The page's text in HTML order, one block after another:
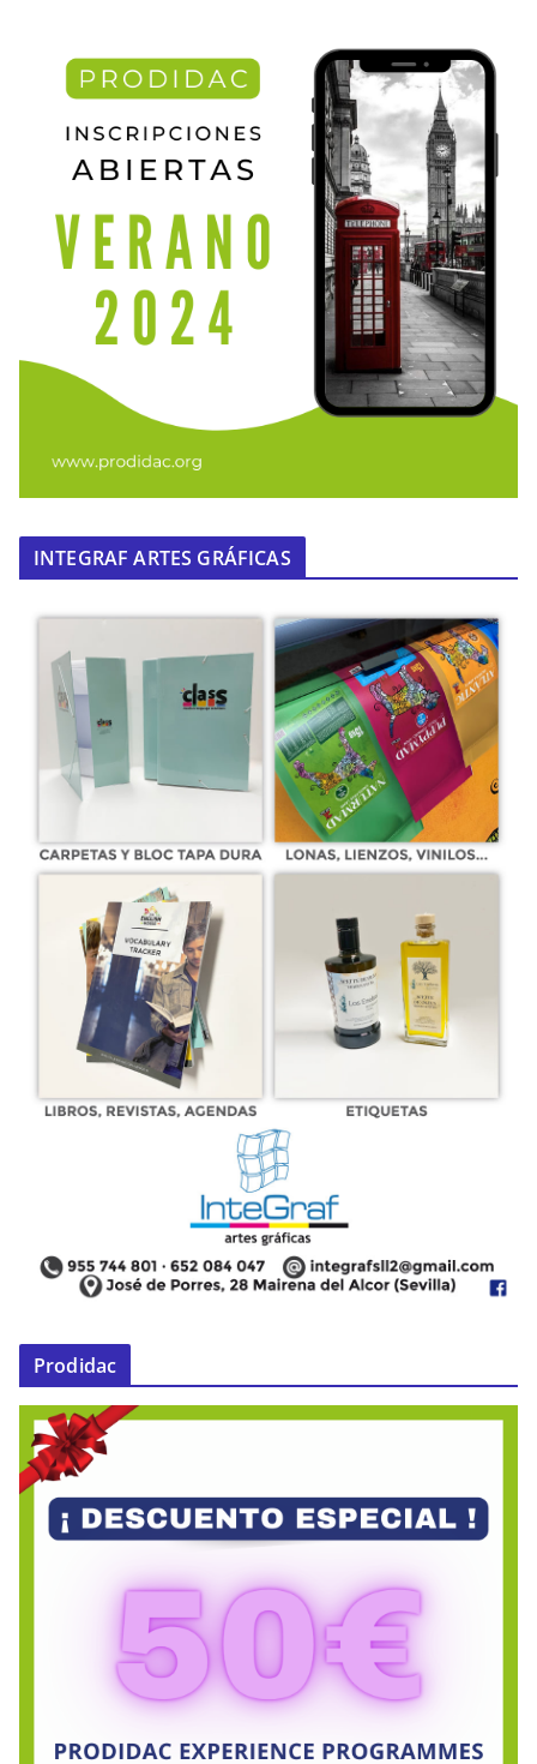
INTEGRAF ARTES GRÁFICAS
Prodidac